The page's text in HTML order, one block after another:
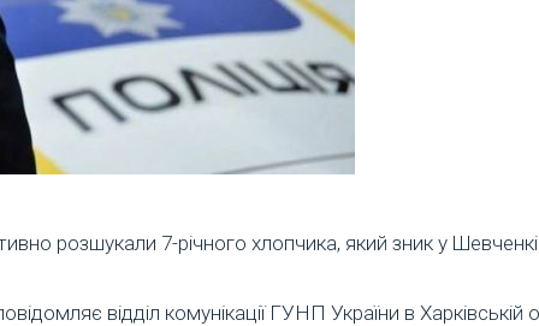
розшукали 7-річного хлопчика, який зник у
відділ комунікації ГУНП України в Харківській